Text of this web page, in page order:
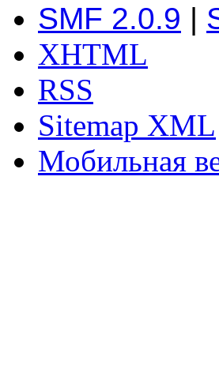
SMF 2.0.9 |
XHTML
RSS
Sitemap XML
Мобильная